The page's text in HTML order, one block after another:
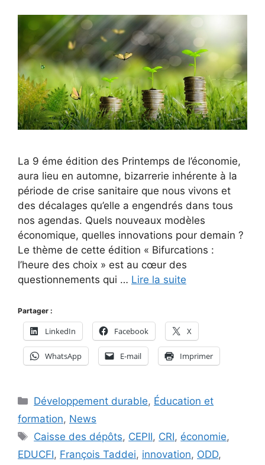
La 9 éme édition des Printemps de l’économie,
aura lieu en automne, bizarrerie inhérente à la
période de crise sanitaire que nous vivons et
des décalages qu’elle a engendrés dans tous
nos agendas. Quels nouveaux modèles
économique, quelles innovations pour demain ?
Le thème de cette édition « Bifurcations :
l’heure des choix » est au cœur des
questionnements qui … Lire la suite
Partager :
LinkedIn Facebook X
WhatsApp E-mail Imprimer
Catégories
Développement durable, Éducation et
formation, News
Étiquettes
Caisse des dépôts, CEPII, CRI, économie,
EDUCFI, François Taddei, innovation, ODD,